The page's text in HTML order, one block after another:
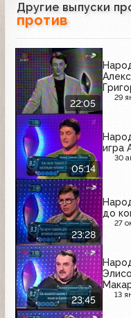
Другие выпуски
против
22:05
29
05:14
игра
30
23:28
до
27
23:45
13